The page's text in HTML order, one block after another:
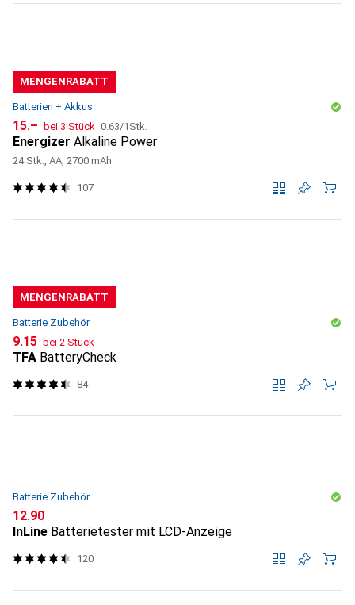
MENGENRABATT
Batterien + Akkus
CHF
15.– bei 3 Stück CHF
0.63/1Stk.
Energizer Alkaline Power
24 Stk., AA, 2700 mAh
107
MENGENRABATT
Batterie Zubehör
CHF
9.15 bei 2 Stück
TFA BatteryCheck
84
Batterie Zubehör
CHF
12.90
InLine Batterietester mit LCD-Anzeige
120